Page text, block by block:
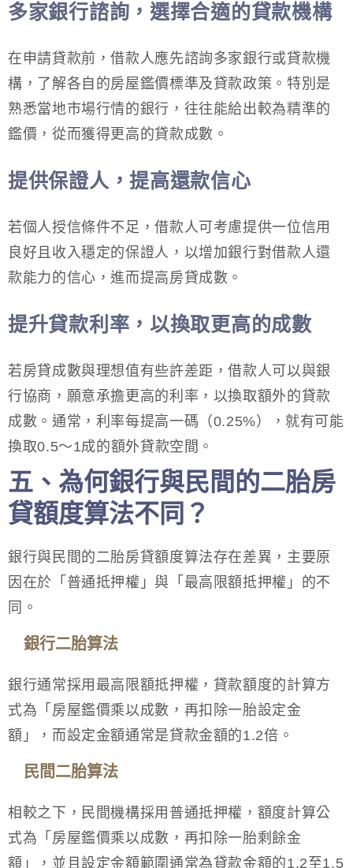
多家銀行諮詢，選擇合適的貸款機構
在申請貸款前，借款人應先諮詢多家銀行或貸款機
構，了解各自的房屋鑑價標準及貸款政策。特別是
熟悉當地市場行情的銀行，往往能給出較為精準的
鑑價，從而獲得更高的貸款成數。
提供保證人，提高還款信心
若個人授信條件不足，借款人可考慮提供一位信用
良好且收入穩定的保證人，以增加銀行對借款人還
款能力的信心，進而提高房貸成數。
提升貸款利率，以換取更高的成數
若房貸成數與理想值有些許差距，借款人可以與銀
行協商，願意承擔更高的利率，以換取額外的貸款
成數。通常，利率每提高一碼（0.25%），就有可能
換取0.5～1成的額外貸款空間。
五、為何銀行與民間的二胎房
貸額度算法不同？
銀行與民間的二胎房貸額度算法存在差異，主要原
因在於「普通抵押權」與「最高限額抵押權」的不
同。
銀行二胎算法
銀行通常採用最高限額抵押權，貸款額度的計算方
式為「房屋鑑價乘以成數，再扣除一胎設定金
額」，而設定金額通常是貸款金額的1.2倍。
民間二胎算法
相較之下，民間機構採用普通抵押權，額度計算公
式為「房屋鑑價乘以成數，再扣除一胎剩餘金
額」，並且設定金額範圍通常為貸款金額的1.2至1.5